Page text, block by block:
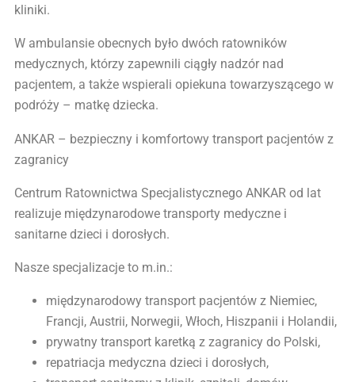
kliniki.
W ambulansie obecnych było dwóch ratowników
medycznych, którzy zapewnili ciągły nadzór nad
pacjentem, a także wspierali opiekuna towarzyszącego w
podróży – matkę dziecka.
ANKAR – bezpieczny i komfortowy transport pacjentów z
zagranicy
Centrum Ratownictwa Specjalistycznego ANKAR od lat
realizuje międzynarodowe transporty medyczne i
sanitarne dzieci i dorosłych.
Nasze specjalizacje to m.in.:
międzynarodowy transport pacjentów z Niemiec,
Francji, Austrii, Norwegii, Włoch, Hiszpanii i Holandii,
prywatny transport karetką z zagranicy do Polski,
repatriacja medyczna dzieci i dorosłych,